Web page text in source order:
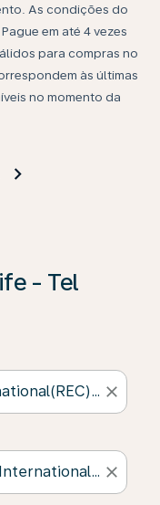
As condições do
em até 4 vezes
para compras no
às últimas
no momento da
- Tel
close
close
clique em